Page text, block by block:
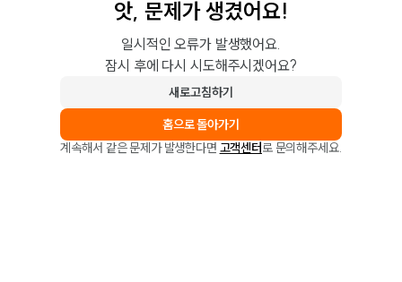
앗, 문제가 생겼어요!
일시적인 오류가 발생했어요.
잠시 후에 다시 시도해주시겠어요?
새로고침하기
홈으로 돌아가기
계속해서 같은 문제가 발생한다면 고객센터로 문의해주세요.